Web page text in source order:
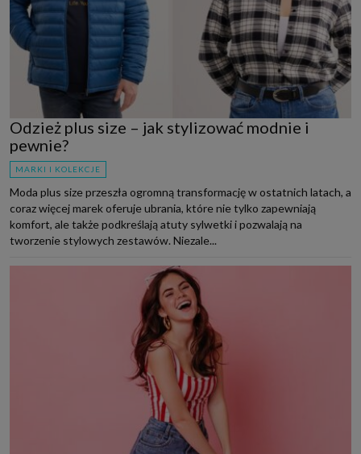
Odzież plus size – jak stylizować modnie i
pewnie?
MARKI I KOLEKCJE
Moda plus size przeszła ogromną transformację w ostatnich latach, a
coraz więcej marek oferuje ubrania, które nie tylko zapewniają
komfort, ale także podkreślają atuty sylwetki i pozwalają na
tworzenie stylowych zestawów. Niezale...